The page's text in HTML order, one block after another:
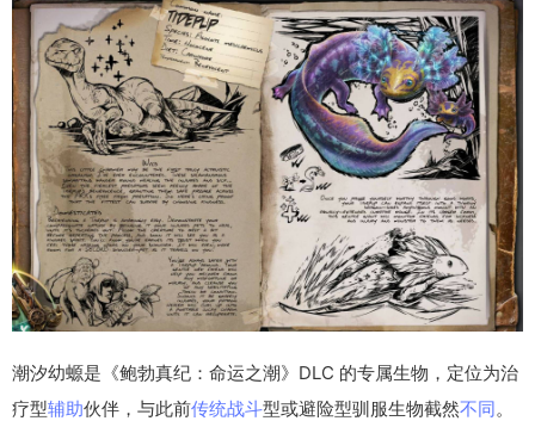
潮汐幼螈是《鲍勃真纪：命运之潮》DLC 的专属生物，定位为治
疗型辅助伙伴，与此前传统战斗型或避险型驯服生物截然不同。